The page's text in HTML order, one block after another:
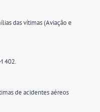
das vítimas (Aviação e
402.
de acidentes aéreos